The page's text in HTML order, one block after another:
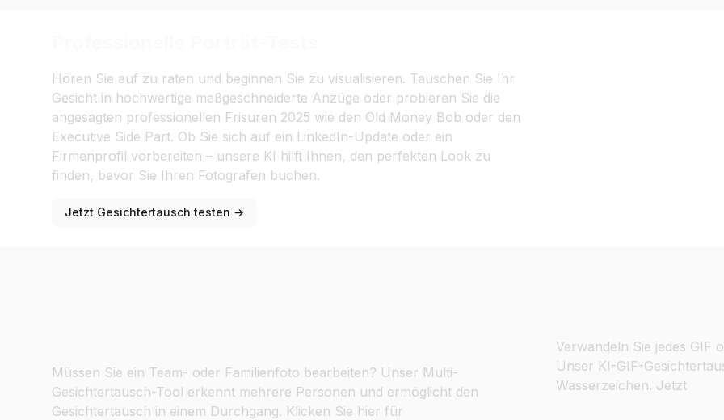
Hören Sie auf zu raten und beginnen Sie zu visualisieren. Tauschen Sie Ihr
Gesicht in hochwertige maßgeschneiderte Anzüge oder probieren Sie die
angesagten professionellen Frisuren 2025 wie den Old Money Bob oder den
Executive Side Part. Ob Sie sich auf ein LinkedIn-Update oder ein
Firmenprofil vorbereiten – unsere KI hilft Ihnen, den perfekten Look zu
finden, bevor Sie Ihren Fotografen buchen.
Jetzt Gesichtertausch testen →
Müssen Sie ein Team- oder Familienfoto bearbeiten? Unser Multi-
Gesichtertausch-Tool erkennt mehrere Personen und ermöglicht den
Gesichtertausch in einem Durchgang. Klicken Sie hier für
Verwandeln Sie jedes GIF
Unser KI-GIF-
Wasserzeichen. Jetzt